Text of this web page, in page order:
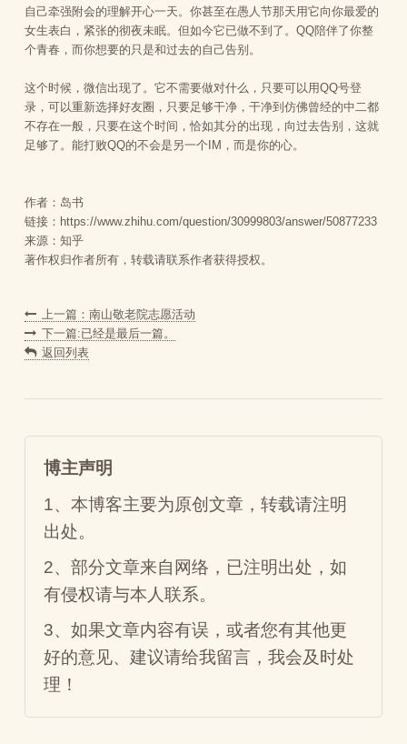
自己牵强附会的理解开心一天。你甚至在愚人节那天用它向你最爱的
女生表白，紧张的彻夜未眠。但如今它已做不到了。QQ陪伴了你整
个青春，而你想要的只是和过去的自己告别。
这个时候，微信出现了。它不需要做对什么，只要可以用QQ号登
录，可以重新选择好友圈，只要足够干净，干净到仿佛曾经的中二都
不存在一般，只要在这个时间，恰如其分的出现，向过去告别，这就
足够了。能打败QQ的不会是另一个IM，而是你的心。
作者：岛书
链接：https://www.zhihu.com/question/30999803/answer/50877233
来源：知乎
著作权归作者所有，转载请联系作者获得授权。
上一篇：南山敬老院志愿活动
下一篇:已经是最后一篇。
返回列表
博主声明
1、本博客主要为原创文章，转载请注明
出处。
2、部分文章来自网络，已注明出处，如
有侵权请与本人联系。
3、如果文章内容有误，或者您有其他更
好的意见、建议请给我留言，我会及时处
理！